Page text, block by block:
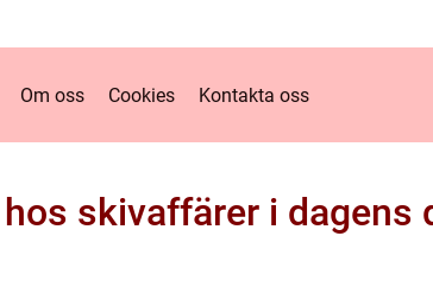
Om oss Cookies Kontakta oss
skivaffärer i dagens